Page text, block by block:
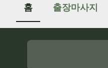
홈 출장마사지